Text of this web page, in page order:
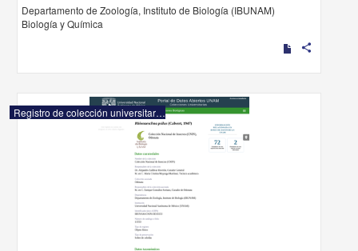
Departamento de Zoología, Instituto de Biología (IBUNAM)
Biología y Química
share
Registro de colección universitaria